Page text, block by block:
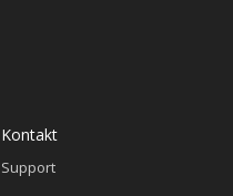
Kontakt
Support